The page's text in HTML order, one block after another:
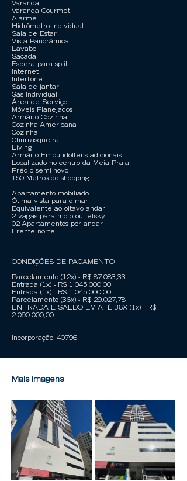
Varanda
Varanda Gourmet
Alarme
Hidrômetro Individual
Sala de Estar
Vista Panorâmica
Lavabo
Sacada
Espera para split
Internet
Interfone
Sala de jantar
Gás Individual
Área de Serviço
Móveis Planejados
Armário Cozinha
Cozinha Americana
Cozinha
Churrasqueira
Living
Armário EmbutidoItens adicionais
Localizado no centro da Meia Praia
Prédio semi-novo
150 Metros do shopping
Apartamento mobiliado
Ótima vista para o mar
Equivalente ao oitavo andar
2 vagas para moto ou jetsky
02 Apartamentos por andar
Frente norte
CONDIÇÕES DE PAGAMENTO
Parcelamento (12x) - R$ 87.083,33
Entrada (1x) - R$ 1.045.000,00
Entrada (1x) - R$ 1.045.000,00
Parcelamento (36x) - R$ 29.027,78
ENTRADA E SALDO EM ATÉ 36X (1x) - R$
2.090.000,00
Incorporação: 40796
Mais imagens